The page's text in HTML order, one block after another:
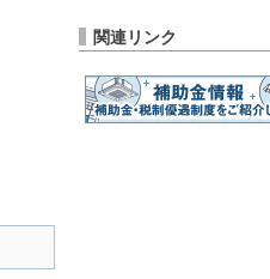
関連リンク